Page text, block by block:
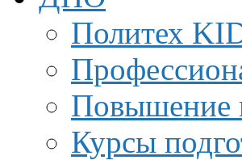
Политех
Повышение
Курсы